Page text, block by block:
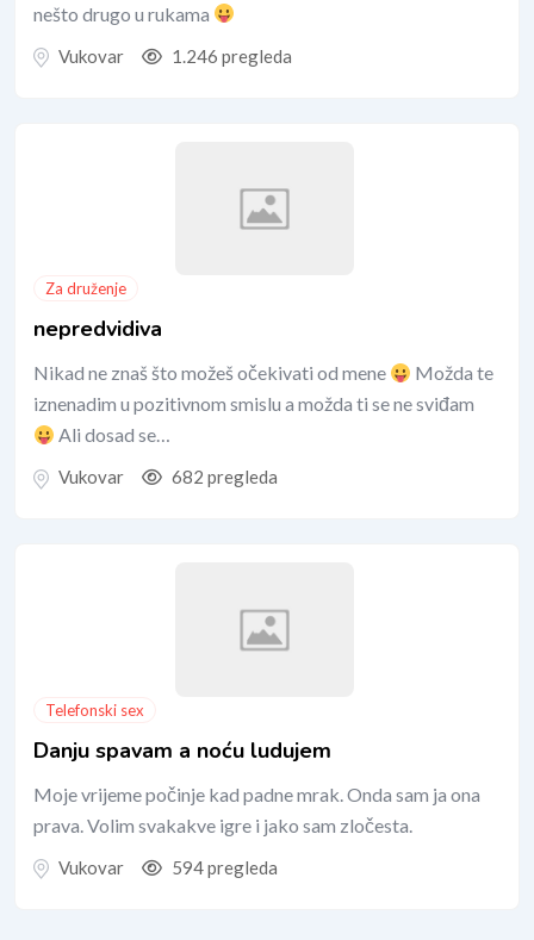
nešto drugo u rukama
Vukovar 1.246 pregleda
Za druženje
nepredvidiva
Nikad ne znaš što možeš očekivati od mene
Možda te
iznenadim u pozitivnom smislu a možda ti se ne sviđam
Ali dosad se…
Vukovar 682 pregleda
Telefonski sex
Danju spavam a noću ludujem
Moje vrijeme počinje kad padne mrak. Onda sam ja ona
prava. Volim svakakve igre i jako sam zločesta.
Vukovar 594 pregleda